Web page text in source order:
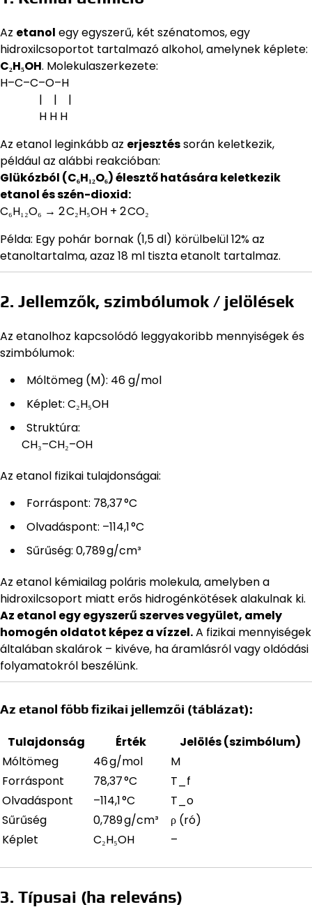
Az etanol egy egyszerű, két szénatomos, egy
hidroxilcsoportot tartalmazó alkohol, amelynek képlete:
C₂H₅OH. Molekulaszerkezete:
H–C–C–O–H
| | |
H H H
Az etanol leginkább az erjesztéssorán keletkezik,
például az alábbi reakcióban:
Glükózból (C₆H₁₂O₆) élesztő hatására keletkezik
etanol és szén-dioxid:
C₆H₁₂O₆ → 2 C₂H₅OH + 2 CO₂
Példa: Egy pohár bornak (1,5 dl) körülbelül 12% az
etanoltartalma, azaz 18 ml tiszta etanolt tartalmaz.
2. Jellemzők, szimbólumok / jelölések
Az etanolhoz kapcsolódó leggyakoribb mennyiségek és
szimbólumok:
Móltömeg (M): 46 g/mol
Képlet: C₂H₅OH
Struktúra:
CH₃–CH₂–OH
Az etanol fizikai tulajdonságai:
Forráspont: 78,37 °C
Olvadáspont: –114,1 °C
Sűrűség: 0,789 g/cm³
Az etanol kémiailag poláris molekula, amelyben a
hidroxilcsoport miatt erős hidrogénkötések alakulnak ki.
Az etanol egy egyszerű szerves vegyület, amely
homogén oldatot képez a vízzel.A fizikai mennyiségek
általában skalárok – kivéve, ha áramlásról vagy oldódási
folyamatokról beszélünk.
Az etanol főbb fizikai jellemzői (táblázat):
Tulajdonság Érték
Jelölés (szimbólum)
Móltömeg
46 g/mol
M
Forráspont
78,37 °C
T_f
Olvadáspont
–114,1 °C
T_o
Sűrűség
0,789 g/cm³
ρ (ró)
Képlet
C₂H₅OH –
3. Típusai (ha releváns)